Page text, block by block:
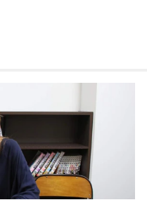
だにしない暗黒期。 若林 友
会社wev...